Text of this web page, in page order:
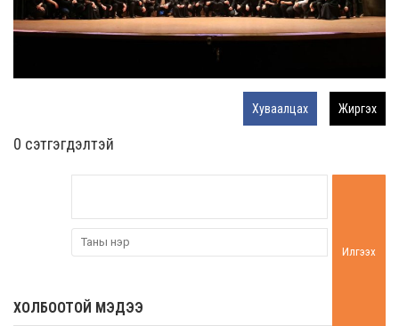
Хуваалцах Жиргэх
0 cэтгэгдэлтэй
Илгээх
ХОЛБООТОЙ МЭДЭЭ